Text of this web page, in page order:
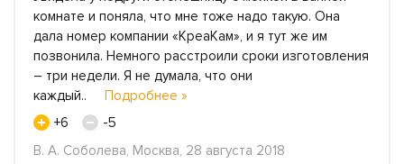
комнате и поняла, что мне тоже надо такую. Она
дала номер компании «КреаКам», и я тут же им
позвонила. Немного расстроили сроки изготовления
– три недели. Я не думала, что они
каждый.. Подробнее »
+6
-5
В. А. Соболева, Москва, 28 августа 2018